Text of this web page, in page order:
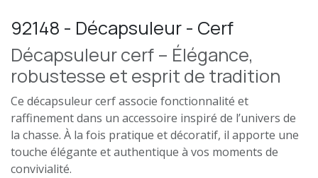
92148 - Décapsuleur - Cerf
Décapsuleur cerf – Élégance,
robustesse et esprit de tradition
Ce décapsuleur cerf associe fonctionnalité et
raffinement dans un accessoire inspiré de l’univers de
la chasse. À la fois pratique et décoratif, il apporte une
touche élégante et authentique à vos moments de
convivialité.